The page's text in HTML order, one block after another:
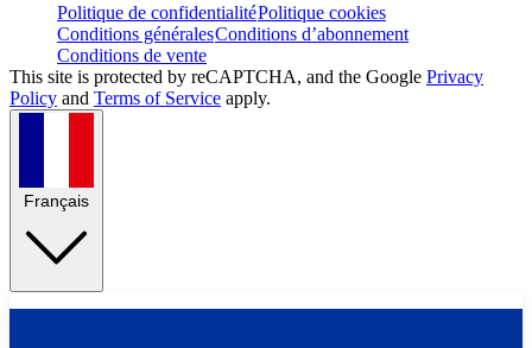
Politique de confidentialitéPolitique cookies
Conditions généralesConditions d’abonnement
Conditions de vente
This site is protected by reCAPTCHA, and the Google Privacy
Policy and Terms of Service apply.
Français